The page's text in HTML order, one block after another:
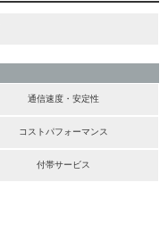
通信速度・安定性
コストパフォーマンス
付帯サービス